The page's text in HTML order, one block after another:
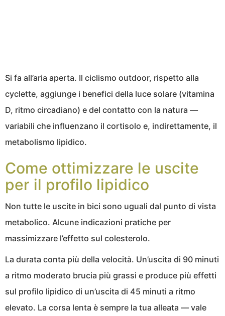
Si fa all’aria aperta. Il ciclismo outdoor, rispetto alla
cyclette, aggiunge i benefici della luce solare (vitamina
D, ritmo circadiano) e del contatto con la natura —
variabili che influenzano il cortisolo e, indirettamente, il
metabolismo lipidico.
Come ottimizzare le uscite
per il profilo lipidico
Non tutte le uscite in bici sono uguali dal punto di vista
metabolico. Alcune indicazioni pratiche per
massimizzare l’effetto sul colesterolo.
La durata conta più della velocità. Un’uscita di 90 minuti
a ritmo moderato brucia più grassi e produce più effetti
sul profilo lipidico di un’uscita di 45 minuti a ritmo
elevato. La corsa lenta è sempre la tua alleata — vale